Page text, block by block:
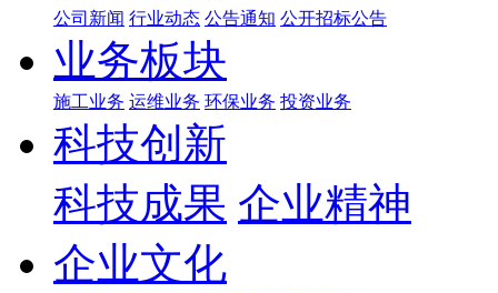
公司新闻 行业动态 公告通知 公开招标公告
业务板块
施工业务 运维业务 环保业务 投资业务
科技创新
科技成果 企业精神
企业文化